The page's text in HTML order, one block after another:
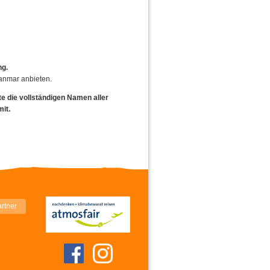
anbieten.
die vollständigen Namen aller